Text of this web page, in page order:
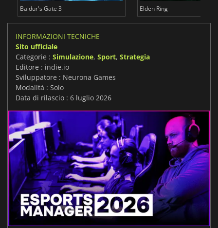
Baldur's Gate 3 Elden Ring
INFORMAZIONI TECNICHE
Sito ufficiale
Categorie : Simulazione, Sport, Strategia
Editore : indie.io
Sviluppatore : Neurona Games
Modalità : Solo
Data di rilascio : 6 luglio 2026